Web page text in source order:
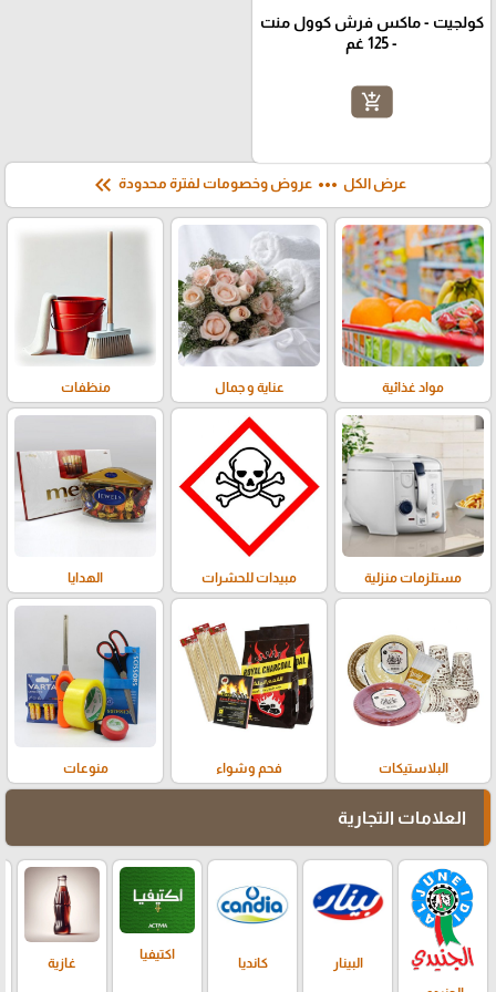
كولجيت - ماكس فرش كوول منت
- 125 غم
add_shopping_cart
عرض الكل more_horiz عروض وخصومات لفترة محدودة keyboard_double_arrow_left
مواد غذائية عناية و جمال منظفات
مستلزمات منزلية مبيدات للحشرات الهدايا
البلاستيكات فحم وشواء منوعات
العلامات التجارية
البينار كانديا
اكتيفيا
غازية